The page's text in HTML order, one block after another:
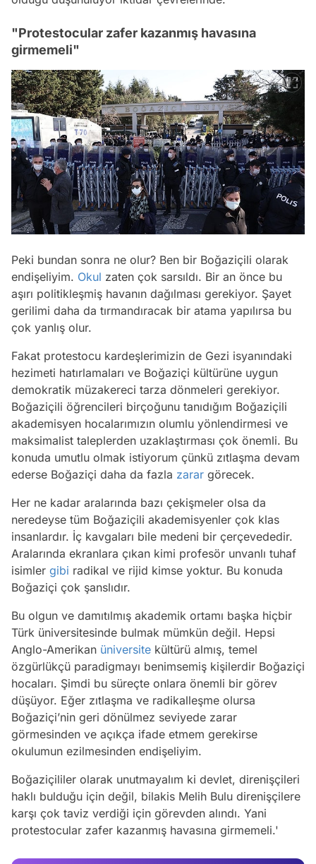
"Protestocular zafer kazanmış havasına
girmemeli"
Peki bundan sonra ne olur? Ben bir Boğaziçili olarak
endişeliyim. Okul zaten çok sarsıldı. Bir an önce bu
aşırı politikleşmiş havanın dağılması gerekiyor. Şayet
gerilimi daha da tırmandıracak bir atama yapılırsa bu
çok yanlış olur.
Fakat protestocu kardeşlerimizin de Gezi isyanındaki
hezimeti hatırlamaları ve Boğaziçi kültürüne uygun
demokratik müzakereci tarza dönmeleri gerekiyor.
Boğaziçili öğrencileri birçoğunu tanıdığım Boğaziçili
akademisyen hocalarımızın olumlu yönlendirmesi ve
maksimalist taleplerden uzaklaştırması çok önemli. Bu
konuda umutlu olmak istiyorum çünkü zıtlaşma devam
ederse Boğaziçi daha da fazla zarar görecek.
Her ne kadar aralarında bazı çekişmeler olsa da
neredeyse tüm Boğaziçili akademisyenler çok klas
insanlardır. İç kavgaları bile medeni bir çerçevededir.
Aralarında ekranlara çıkan kimi profesör unvanlı tuhaf
isimler gibi radikal ve rijid kimse yoktur. Bu konuda
Boğaziçi çok şanslıdır.
Bu olgun ve damıtılmış akademik ortamı başka hiçbir
Türk üniversitesinde bulmak mümkün değil. Hepsi
Anglo-Amerikan üniversite kültürü almış, temel
özgürlükçü paradigmayı benimsemiş kişilerdir Boğaziçi
hocaları. Şimdi bu süreçte onlara önemli bir görev
düşüyor. Eğer zıtlaşma ve radikalleşme olursa
Boğaziçi’nin geri dönülmez seviyede zarar
görmesinden ve açıkça ifade etmem gerekirse
okulumun ezilmesinden endişeliyim.
Boğaziçililer olarak unutmayalım ki devlet, direnişçileri
haklı bulduğu için değil, bilakis Melih Bulu direnişçilere
karşı çok taviz verdiği için görevden alındı. Yani
protestocular zafer kazanmış havasına girmemeli.'
Video